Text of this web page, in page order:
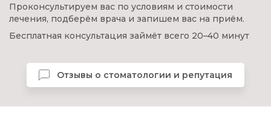
Проконсультируем вас по условиям и стоимости
лечения, подберём врача и запишем вас на приём.
Бесплатная консультация займёт всего 20–40 минут
Отзывы о стоматологии и репутация